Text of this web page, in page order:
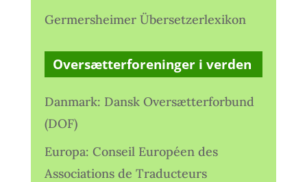
Germersheimer Übersetzerlexikon
Oversætterforeninger i verden
Danmark: Dansk Oversætterforbund
(DOF)
Europa: Conseil Européen des
Associations de Traducteurs